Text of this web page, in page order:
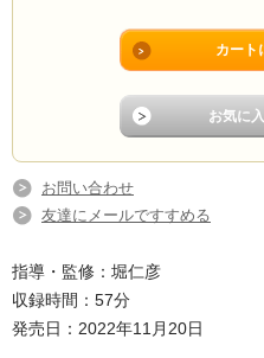
お問い合わせ
友達にメールですすめる
指導・監修：堀仁彦
収録時間：57分
発売日：2022年11月20日